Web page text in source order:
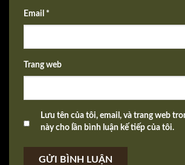
Email *
Trang web
Lưu tên của tôi, email, và trang web
này cho lần bình luận kế tiếp của tôi.
GỬI BÌNH LUẬN